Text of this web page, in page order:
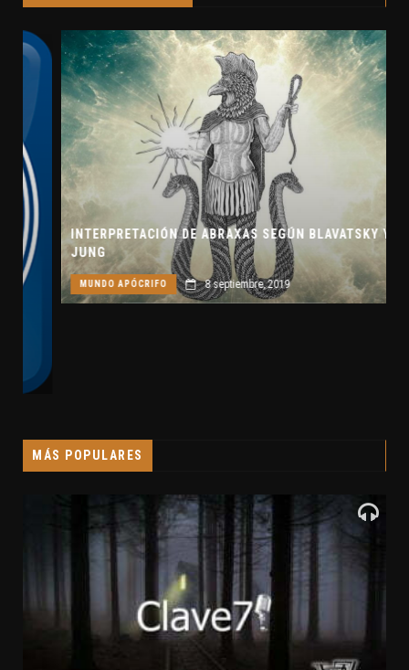
INTERPRETACIÓN DE ABRAXAS SEGÚN BLAVATSKY Y
JUNG
MUNDO APÓCRIFO 8 septiembre, 2019
MÁS POPULARES